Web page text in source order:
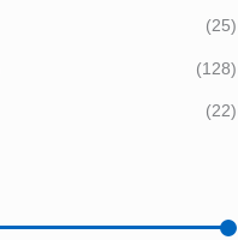
(25)
(128)
(22)